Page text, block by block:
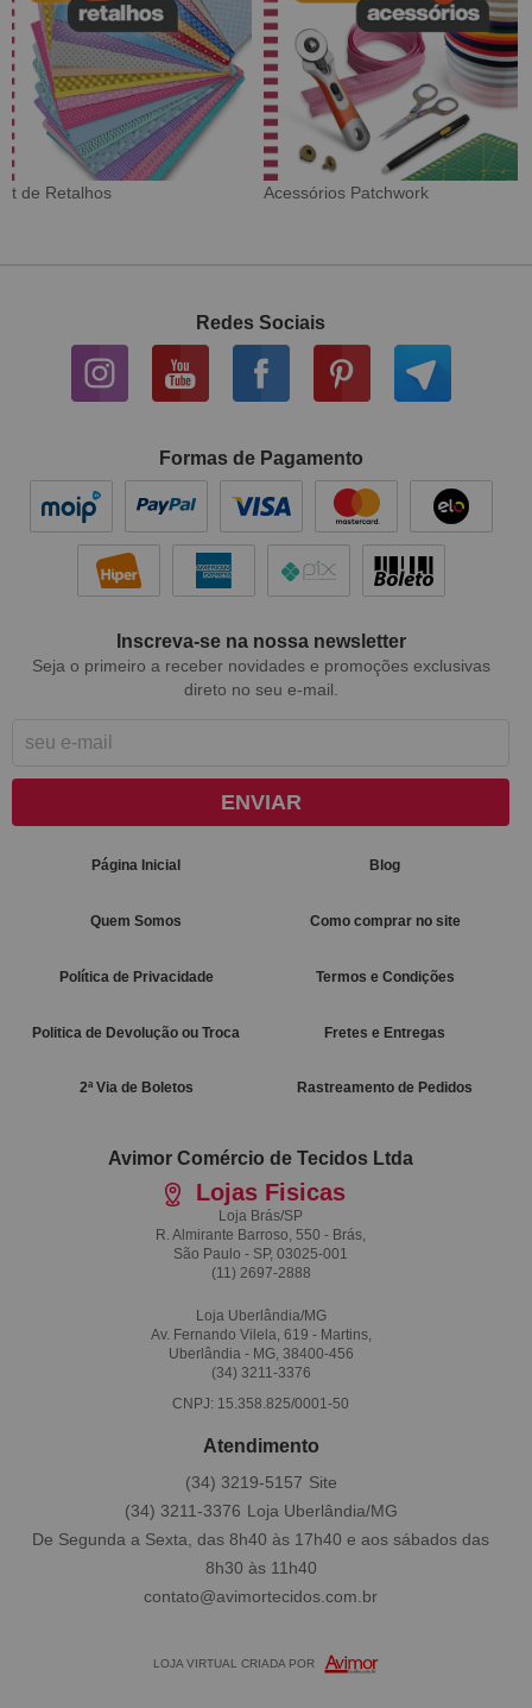
Tecido Digital Sarja Impermeável
Redes Sociais
Formas de Pagamento
Inscreva-se na nossa newsletter
Seja o primeiro a receber novidades e promoções exclusivas
direto no seu e-mail.
ENVIAR
Página Inicial Blog
Quem Somos Como comprar no site
Política de Privacidade Termos e Condições
Politica de Devolução ou Troca Fretes e Entregas
2ª Via de Boletos Rastreamento de Pedidos
Avimor Comércio de Tecidos Ltda
Lojas Fisicas
Loja Brás/SP
R. Almirante Barroso, 550 - Brás,
São Paulo - SP, 03025-001
(11) 2697-2888
Loja Uberlândia/MG
Av. Fernando Vilela, 619 - Martins,
Uberlândia - MG, 38400-456
(34) 3211-3376
CNPJ: 15.358.825/0001-50
Atendimento
(34) 3211-3376
(34) 3219-5157
De Segunda a Sexta, das 8h40 às 17h40 e aos sábados das
8h30 às 11h40
contato@avimortecidos.com.br
LOJA VIRTUAL CRIADA POR